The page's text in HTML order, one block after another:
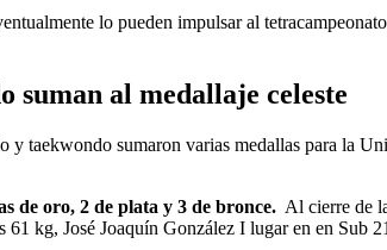
lo pueden impulsar al
suman al medallaje celeste
y taekwondo sumaron varias medallas para la
de oro, 2 de plata y 3 de bronce. Al cierre de
kg, José Joaquín González I lugar en en